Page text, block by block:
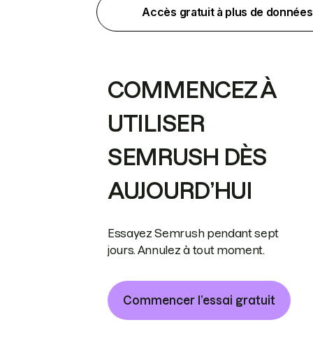
Accès gratuit à plus de données
COMMENCEZ À
UTILISER
SEMRUSH DÈS
AUJOURD’HUI
Essayez Semrush pendant sept
jours. Annulez à tout moment.
Commencer l’essai gratuit